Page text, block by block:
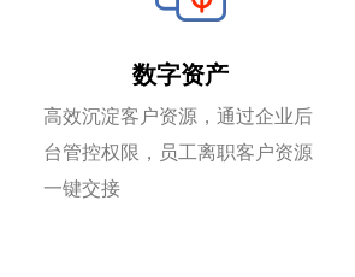
数字资产
高效沉淀客户资源，通过企业后
台管控权限，员工离职客户资源
一键交接